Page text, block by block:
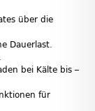
über die
Dauerlast.
bei Kälte bis –
für